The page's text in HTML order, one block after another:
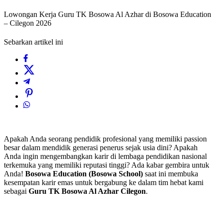
Lowongan Kerja Guru TK Bosowa Al Azhar di Bosowa Education
– Cilegon 2026
Sebarkan artikel ini
Apakah Anda seorang pendidik profesional yang memiliki passion
besar dalam mendidik generasi penerus sejak usia dini? Apakah
Anda ingin mengembangkan karir di lembaga pendidikan nasional
terkemuka yang memiliki reputasi tinggi? Ada kabar gembira untuk
Anda! Bosowa Education (Bosowa School) saat ini membuka
kesempatan karir emas untuk bergabung ke dalam tim hebat kami
sebagai Guru TK Bosowa Al Azhar Cilegon.